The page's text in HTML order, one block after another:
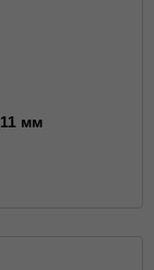
мм